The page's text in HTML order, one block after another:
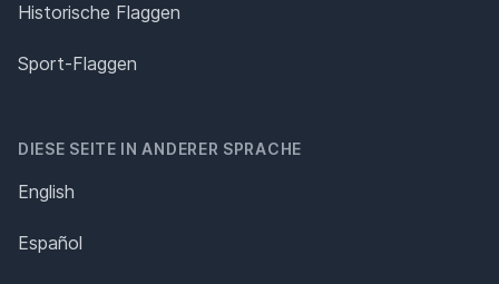
Historische Flaggen
Sport-Flaggen
DIESE SEITE IN ANDERER SPRACHE
English
Español